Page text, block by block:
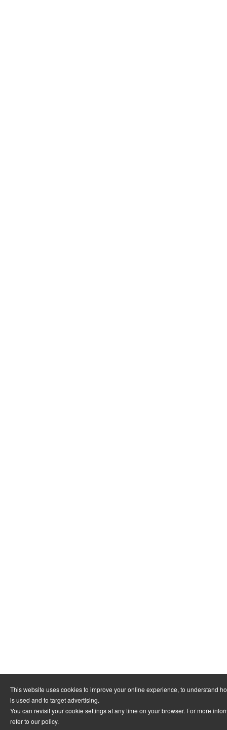
This website uses cookies to improve your online experience, to understand
is used and to target advertising.
You can revisit your cookie settings at any time on your browser. For more
refer to our policy.